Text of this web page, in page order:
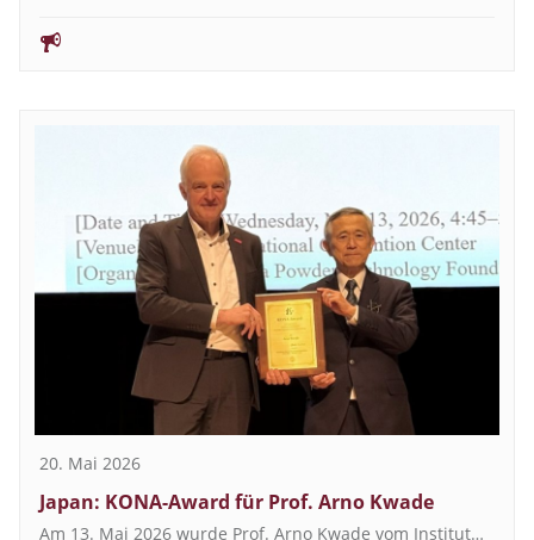
20. Mai 2026
Japan: KONA-Award für Prof. Arno Kwade
Am 13. Mai 2026 wurde Prof. Arno Kwade vom Institut…